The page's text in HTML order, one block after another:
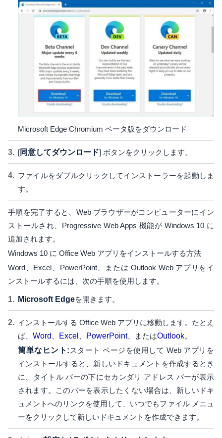
Microsoft Edge Chromium ベータ版をダウンロード
[同意してダウンロード] ボタンをクリックします。
ファイルをダブルクリックしてインストーラーを起動しま
す。
手順を完了すると、Web ブラウザーがコンピューターにイン
ストールされ、Progressive Web Apps 機能が Windows 10 に
追加されます。
Windows 10 に Office Web アプリをインストールする方法
Word、Excel、PowerPoint、または Outlook Web アプリをイ
ンストールするには、次の手順を使用します。
Microsoft Edgeを開きます。
インストールする Office Web アプリに移動します。たとえ
ば、 Word Excel PowerPoint、またはOutlook。
簡単なヒント: スタート ページを使用して Web アプリを
インストールすると、新しいドキュメントを作成するとき
に、タイトル バーの下にセカンダリ アドレス バーが表示
されます。このバーを表示したくない場合は、新しいドキ
ュメントへのリンクを使用して、いつでもファイル メニュ
ーをクリックして新しいドキュメントを作成できます。